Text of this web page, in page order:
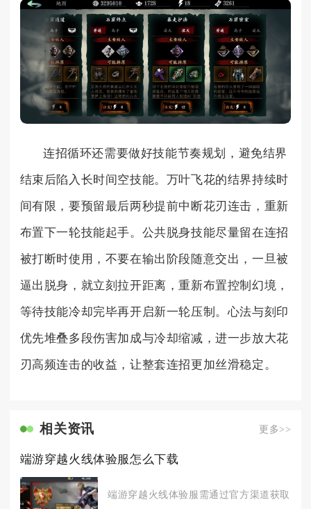
连招循环还需要做好技能节奏规划，避免结界
结束后陷入长时间空技能。万叶飞花的结界持续时
间有限，要预留最后两秒提前中断花刃连击，重新
布置下一轮技能起手。公共脱身技能尽量留在连招
被打断时使用，不要在输出阶段随意交出，一旦被
逼出脱身，就立刻拉开距离，重新布置控制幻境，
等待技能冷却完毕再开启新一轮压制。心法与刻印
优先堆叠多段伤害加成与冷却缩减，进一步放大花
刃高频连击的收益，让整套连招更加丝滑稳定。
相关资讯 更多>>
端游穿越火线体验服怎么下载
端游穿越火线体验服需通过官方渠道获取资